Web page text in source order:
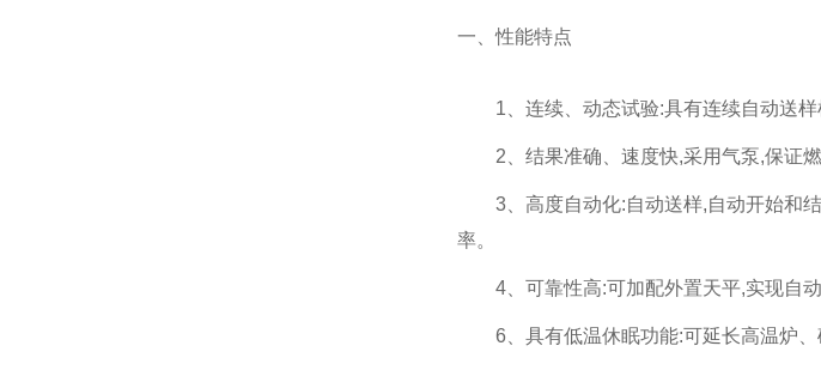
一、性能特点
1、连续、动态试验:具有连续自动送
2、结果准确、速度快,采用气泵,保证
3、高度自动化:自动送样,自动开始和
率。
4、可靠性高:可加配外置天平,实现自
6、具有低温休眠功能:可延长高温炉、